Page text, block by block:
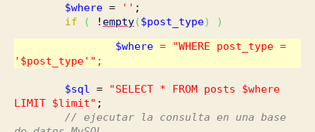
$where = '' ;
if
( ! empty($post_type) )
$where =
"WHERE post_type =
'$post_type'" ;
$sql =
"SELECT * FROM posts $where
LIMIT $limit" ;
// ejecutar la consulta en una base